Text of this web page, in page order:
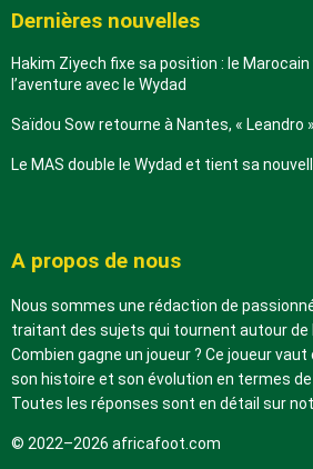
Dernières nouvelles
Hakim Ziyech fixe sa position : le
l’aventure avec le Wydad
Saïdou Sow retourne à Nantes, « Leandro
Le MAS double le Wydad et tient sa
A propos de nous
Nous sommes une rédaction de
traitant des sujets qui tournent autour de
Combien gagne un joueur ? Ce joueur
son histoire et son évolution en termes
Toutes les réponses sont en détail sur
© 2022–2026 africafoot.com